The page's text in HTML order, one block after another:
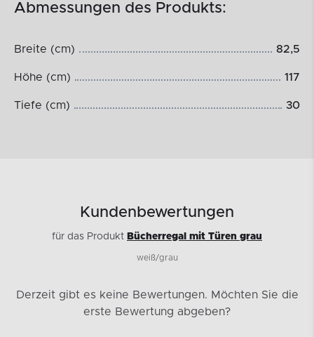
Abmessungen des Produkts:
Breite (cm) 82,5
Höhe (cm) 117
Tiefe (cm) 30
Kundenbewertungen
für das Produkt Bücherregal mit Türen grau
weiß/grau
Derzeit gibt es keine Bewertungen. Möchten Sie die
erste Bewertung abgeben?